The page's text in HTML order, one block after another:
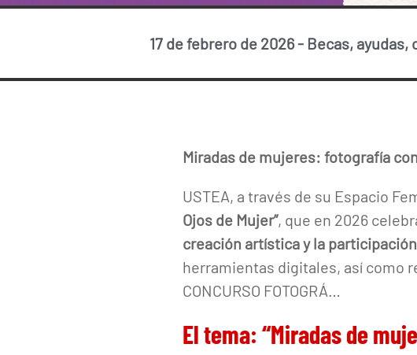
17 de febrero de 2026- Becas, ayudas,
Miradas de mujeres: fotografía
USTEA, a través de su Espacio
Ojos de Mujer”, que en 2026
creación artística y la
herramientas digitales, así como
CONCURSO FOTOGRÁ…
El tema: “Miradas de